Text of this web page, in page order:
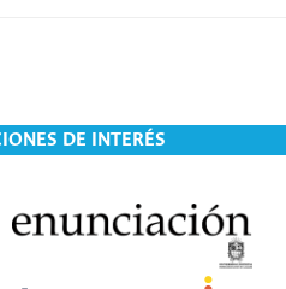
DE INTERÉS